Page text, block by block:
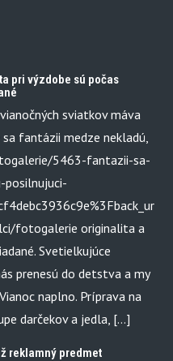
pri výzdobe sú počas
sviatkov máva
fantázii medze nekladú,
5463-fantazii-sa-
posilnujuci-
fotogalerie originalita a
Svetielkujúce
prenesú do detstva a my
naplno. Príprava na
darčekov a jedla, […]
reklamný predmet